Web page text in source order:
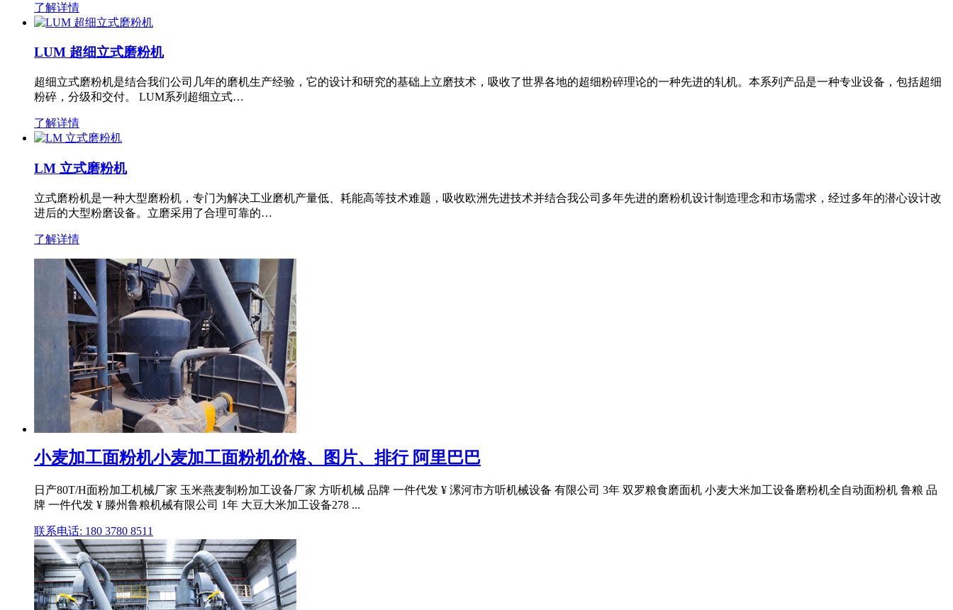
了解详情
LUM 超细立式磨粉机
超细立式磨粉机是结合我们公司几年的磨机生产经验，它的设计和研究的基础上立磨技术，吸收了世界各地的超细粉碎理论的一种先进的轧机。本系列产品是一种专业设备，包括超细
粉碎，分级和交付。 LUM系列超细立式…
了解详情
LM 立式磨粉机
立式磨粉机是一种大型磨粉机，专门为解决工业磨机产量低、耗能高等技术难题，吸收欧洲先进技术并结合我公司多年先进的磨粉机设计制造理念和市场需求，经过多年的潜心设计改
进后的大型粉磨设备。立磨采用了合理可靠的…
了解详情
小麦加工面粉机小麦加工面粉机价格、图片、排行 阿里巴巴
日产80T/H面粉加工机械厂家 玉米燕麦制粉加工设备厂家 方听机械 品牌 一件代发 ¥ 漯河市方听机械设备 有限公司 3年 双罗粮食磨面机 小麦大米加工设备磨粉机全自动面粉机 鲁粮 品
牌 一件代发 ¥ 滕州鲁粮机械有限公司 1年 大豆大米加工设备278 ...
联系电话: 180 3780 8511